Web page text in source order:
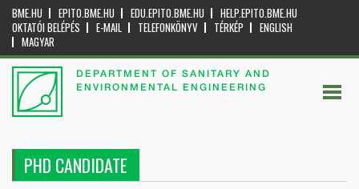
BME.HU EPITO.BME.HU EDU.EPITO.BME.HU
HELP.EPITO.BME.HU
OKTATÓI BELÉPÉS
E-MAIL TELEFONKÖNYV TÉRKÉP
ENGLISH
MAGYAR
DEPARTMENT OF SANITARY AND
ENVIRONMENTAL ENGINEERING
PHD CANDIDATE